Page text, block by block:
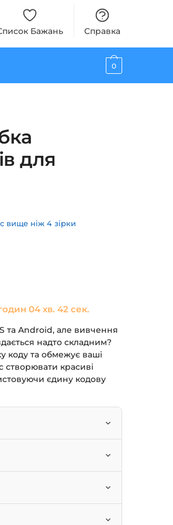
Бажань Справка
0
для
вище ніж 4 зірки
04 хв. 41 сек.
та Android, але вивчення
надто складним?
коду та обмежує ваші
створювати красиві
єдину кодову
однієї кодової бази.
інтерфейсу.
мобільну розробку.
свої навички.